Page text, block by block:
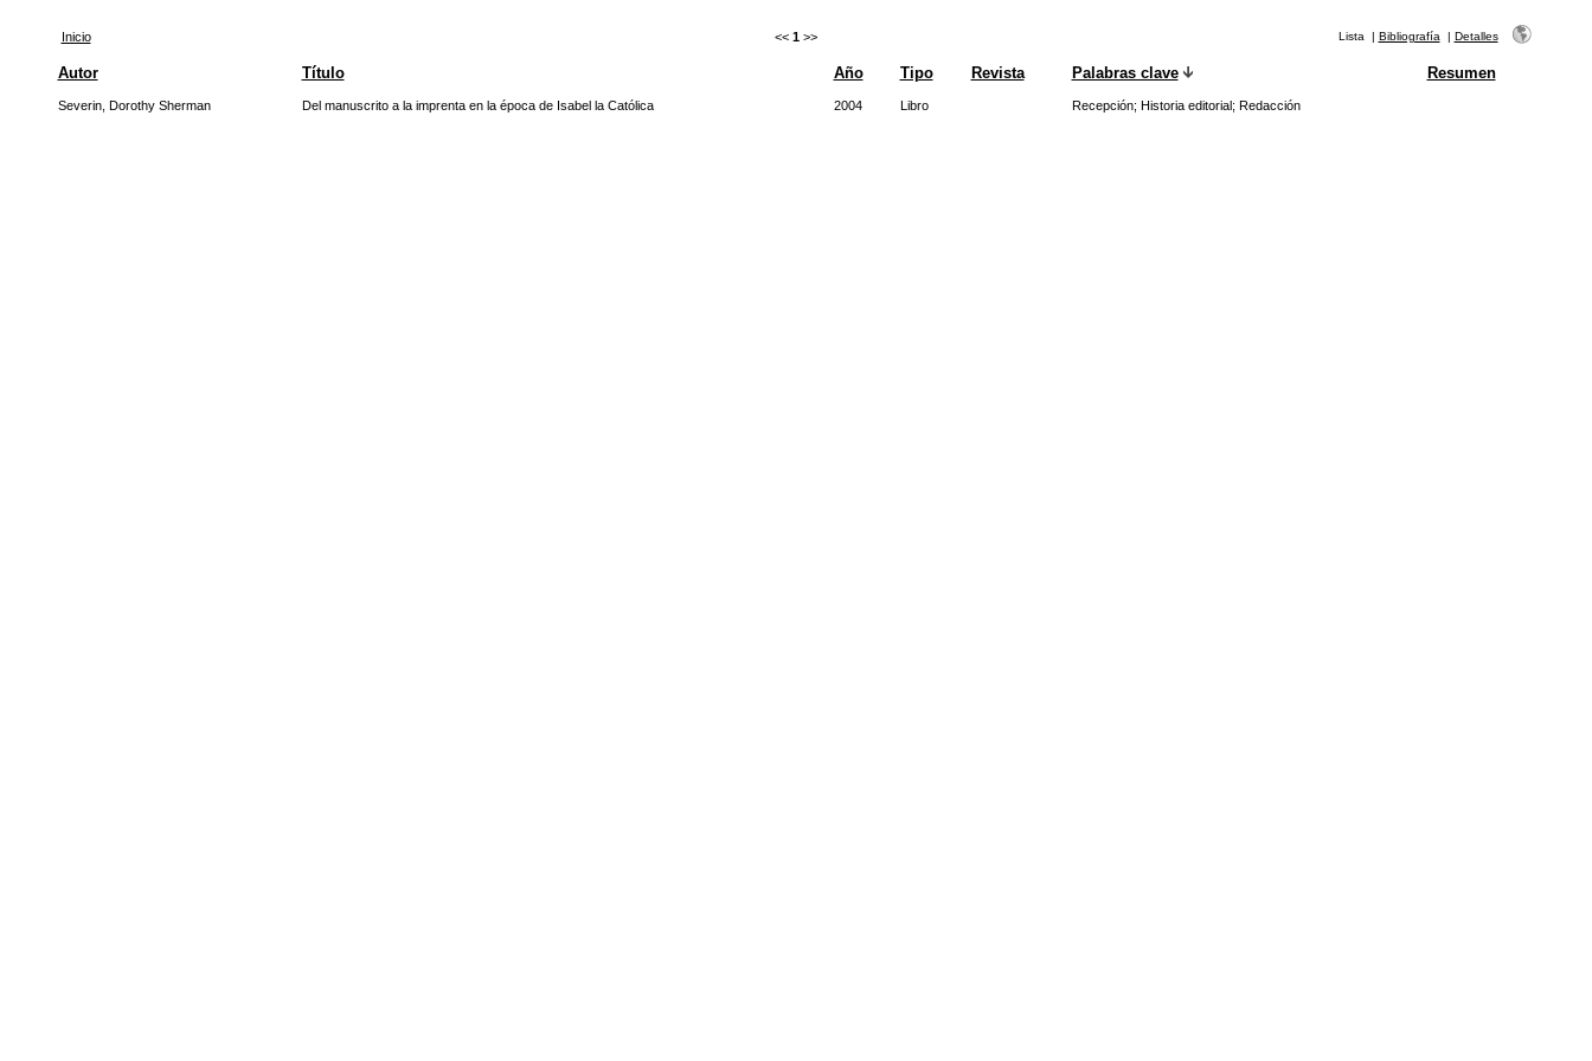
Inicio << 1 >> Lista | Bibliografía | Detalles
Autor Título Año Tipo Revista Palabras clave Resumen
Severin, Dorothy Sherman Del manuscrito a la imprenta en la época de Isabel la Católica 2004 Libro Recepción; Historia editorial; Redacción